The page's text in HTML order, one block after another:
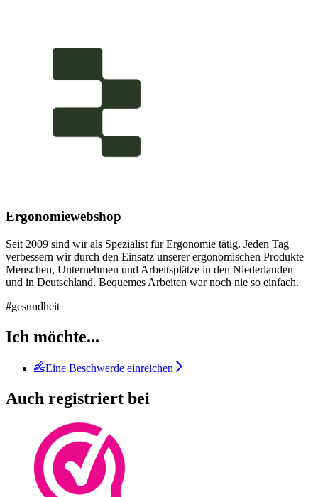
Ergonomiewebshop
Seit 2009 sind wir als Spezialist für Ergonomie tätig. Jeden Tag
verbessern wir durch den Einsatz unserer ergonomischen Produkte
Menschen, Unternehmen und Arbeitsplätze in den Niederlanden
und in Deutschland. Bequemes Arbeiten war noch nie so einfach.
#gesundheit
Ich möchte...
Eine Beschwerde einreichen
Auch registriert bei